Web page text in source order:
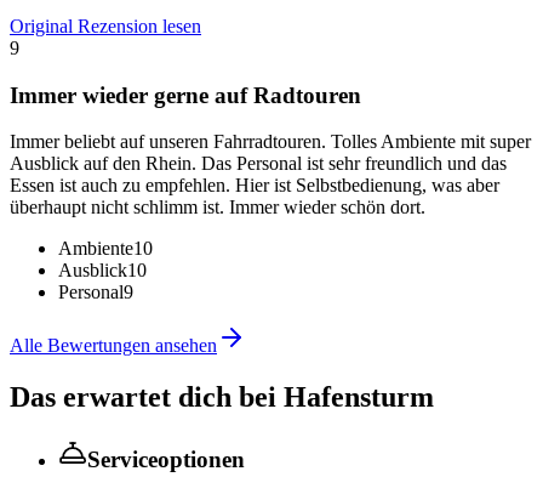
Original Rezension lesen
9
Immer wieder gerne auf Radtouren
Immer beliebt auf unseren Fahrradtouren. Tolles Ambiente mit super
Ausblick auf den Rhein. Das Personal ist sehr freundlich und das
Essen ist auch zu empfehlen. Hier ist Selbstbedienung, was aber
überhaupt nicht schlimm ist. Immer wieder schön dort.
Ambiente10
Ausblick10
Personal9
Alle Bewertungen ansehen
Das erwartet dich bei Hafensturm
Serviceoptionen